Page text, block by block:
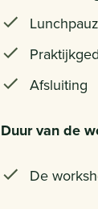
Afsluiting
Duur van de
De